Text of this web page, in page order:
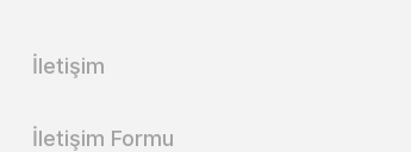
İletişim
İletişim Formu